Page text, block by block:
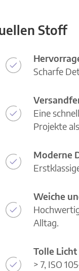
Stoff
Scharfe
Eine
Projekte
Moderne
Weiche
Alltag.
Tolle
> 7, ISO